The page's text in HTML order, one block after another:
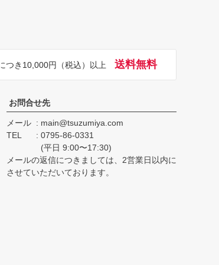
つき10,000円（税込）以上送料無料
お問合せ先
メール
main@tsuzumiya.com
TEL
0795-86-0331
(平日 9:00〜17:30)
メールの返信につきましては、2営業日以内に
させていただいております。